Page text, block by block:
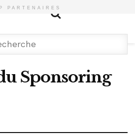
PARTENAIRES
Sponsoring